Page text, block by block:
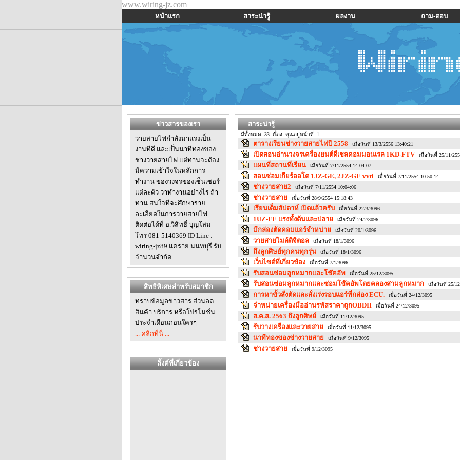
www.wiring-jz.com
หน้าแรก สาระน่ารู้ ผลงาน ถาม-ตอบ
ข่าวสารของเรา
วายสายไฟกำลังมาแรงเป็น
งานที่ดี และเป็นนาทีทองของ
ช่างวายสายไฟ แต่ท่านจะต้อง
มีความเข้าใจในหลักการ
ทำงาน ของวงจรของเซ็นเซอร์
แต่ละตัว ว่าทำงานอย่างไร ถ้า
ท่าน สนใจที่จะศึกษาราย
ละเอียดในการวายสายไฟ
ติดต่อได้ที่ อ.วิสิทธิ์ บุญโสม
โทร 081-5140369 ID Line :
wiring-jz89 แคราย นนทบุรี รับ
จำนวนจำกัด
สิทธิพิเศษสำหรับสมาชิก
ทราบข้อมูลข่าวสาร ส่วนลด
สินค้า บริการ หรือโปรโมชั่น
ประจำเดือนก่อนใครๆ
... คลิกที่นี่ ...
ลิ้งค์ที่เกี่ยวข้อง
สาระน่ารู้
มีทั้งหมด 33 เรื่อง คุณอยู่หน้าที่ 1
ตารางเรียนช่างวายสายไฟปี 2558 เมื่อวันที่ 13/3/2556 13:40:21
เปิดสอนอ่านวงจรเครื่องยนต์ดีเชลคอมมอนเรล 1KD-FTV เมื่อวันที่ 25/11/
แผนที่สถานที่เรียน เมื่อวันที่ 7/11/2554 14:04:07
สอนซ่อมเกียร์ออโต 1JZ-GE, 2JZ-GE vvti เมื่อวันที่ 7/11/2554 10:50:14
ช่างวายสาย2 เมื่อวันที่ 7/11/2554 10:04:06
ช่างวายสาย เมื่อวันที่ 28/9/2554 15:18:43
เรียนเต็มสัปดาห์ เปิดแล้วครับ เมื่อวันที่ 22/3/3096
1UZ-FE แรงทั้งต้นและปลาย เมื่อวันที่ 24/2/3096
มีกล่องตัดคอมแอร์จำหน่าย เมื่อวันที่ 20/1/3096
วายสายไมล์ดิจิตอล เมื่อวันที่ 18/1/3096
ถึงลูกศิษย์ทุกคนทุกรุ่น เมื่อวันที่ 18/1/3096
เว็บไซต์ที่เกี่ยวข้อง เมื่อวันที่ 7/1/3096
รับสอนซ่อมลูกหมากและโช๊คอัพ เมื่อวันที่ 25/12/3095
รับสอนซ่อมลูกหมากและซ่อมโช๊คอัพโดยคลองสามลูกหมาก เมื่อวันที่ 25/
การหาขั้วสั่งตัดและสั่งเร่งรอบแอร์ที่กล่อง ECU. เมื่อวันที่ 24/12/3095
จำหน่ายเครื่องมืออ่านรหัสราคาถูกOBDII เมื่อวันที่ 24/12/3095
ส.ค.ส. 2563 ถึงลูกศิษย์ เมื่อวันที่ 11/12/3095
รับวางเครื่องและวายสาย เมื่อวันที่ 11/12/3095
นาทีทองของช่างวายสาย เมื่อวันที่ 9/12/3095
ช่างวายสาย เมื่อวันที่ 9/12/3095